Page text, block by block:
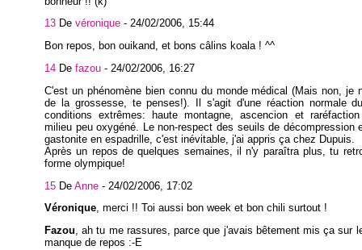
13 De véronique - 24/02/2006, 15:44
Bon repos, bon ouikand, et bons câlins koala ! ^^
14 De fazou - 24/02/2006, 16:27
C'est un phénomène bien connu du monde médical (Mais non, je
de la grossesse, te penses!). Il s'agit d'une réaction normale
conditions extrêmes: haute montagne, ascencion et
milieu peu oxygéné. Le non-respect des seuils de décompression
gastonite en espadrille, c'est inévitable, j'ai appris ça chez Dupuis.
Après un repos de quelques semaines, il n'y paraîtra plus, tu
forme olympique!
15 De Anne - 24/02/2006, 17:02
Véronique, merci !! Toi aussi bon week et bon chili surtout !
Fazou, ah tu me rassures, parce que j'avais bêtement mis ça sur
manque de repos :-E